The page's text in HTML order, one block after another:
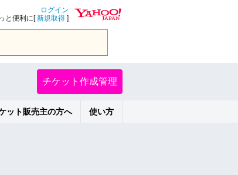
ログイン
と便利に[新規取得 ]
チケット作成管理
ット販売主の方へ 使い方